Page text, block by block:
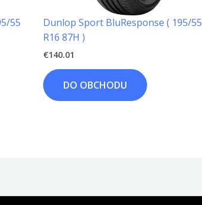
55
Dunlop Sport BluResponse ( 195/55
R16 87H )
€140.01
DO OBCHODU